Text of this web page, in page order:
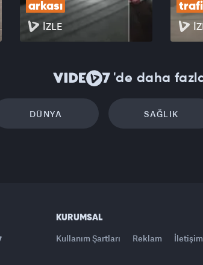
arkası
İZLE
'de daha
DÜNYA SAĞLIK
KURUMSAL
Kullanım Şartları Reklam İletişim